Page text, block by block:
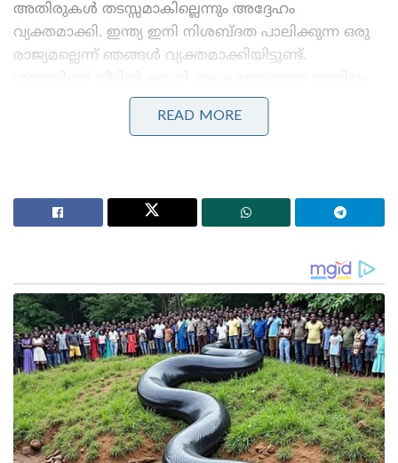
അതിരുകൾ തടസ്സമാകില്ലെന്നും അദ്ദേഹം
വ്യക്തമാക്കി. ഇന്ത്യ ഇനി നിശബ്ദത പാലിക്കുന്ന ഒരു
രാജ്യമല്ലെന്ന് ഞങ്ങൾ വ്യക്തമാക്കിയിട്ടുണ്ട്.
ഒരു അതിർത്തിക്കും നമ്മെ തടയാൻ കഴിയില്ല എന്നും
രാജ്നാഥ്‌ സിംഗ് വ്യക്തമാക്കി.
‘ഹമാസ് മോഡലിൽ കശ്മീരിൽ ഭീകരാക്രമണത്തിന്
‘പ്രധാനമന്ത്രി ചിലവഴിച്ച ഓരോ 1 രൂപയ്ക്കും തിരികെ
എത്തിയത് 66,000 രൂപയുടെ വിദേശ നിക്ഷേപം!’:
നരേന്ദ്ര മോദിയുടെ വിദേശ പര്യടനങ്ങളുടെ കണക്ക്
പുറത്ത്
പ്രധാനമന്ത്രി നരേന്ദ്ര മോദിയുടെ നേതൃത്വത്തിൽ
ഇന്ത്യയുടെ പ്രതിരോധ നയം പൂർണ്ണമായും മാറിയെന്നും
അദ്ദേഹം സൂചിപ്പിച്ചു. “ഇന്ത്യ ആരെയും ആദ്യം പോയി
ഉപദ്രവിക്കില്ല. എന്നാൽ ആരെങ്കിലും ഇന്ത്യയെ
READ MORE